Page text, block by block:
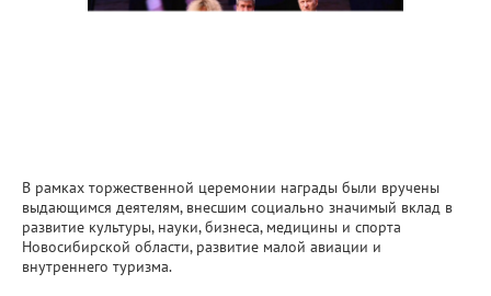
В рамках торжественной церемонии награды были вручены
выдающимся деятелям, внесшим социально значимый вклад в
развитие культуры, науки, бизнеса, медицины и спорта
Новосибирской области, развитие малой авиации и
внутреннего туризма.